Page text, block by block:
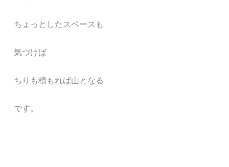
ちょっとしたスペースも
気づけば
ちりも積もれば山となる
です。